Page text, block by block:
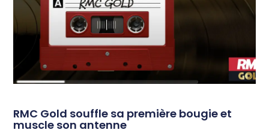
RMC Gold souffle sa première bougie et
muscle son antenne